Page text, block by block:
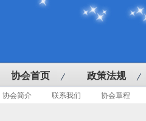
协会首页 政策法规
协会简介 联系我们 协会章程